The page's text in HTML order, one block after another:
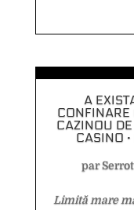
A
CONFINARE
CAZINOU
CASINO
parSerrot
Limită mare